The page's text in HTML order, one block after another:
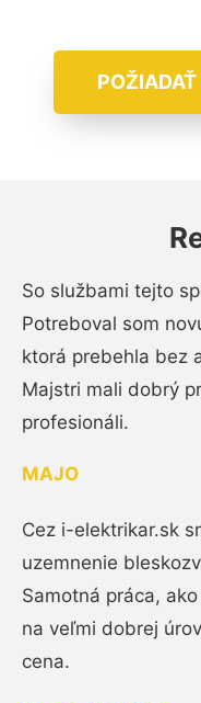
So službami tejto
Potreboval som
ktorá prebehla bez
Majstri mali dobrý
profesionáli.
MAJO
Cez i-elektrikar.sk
uzemnenie
Samotná práca,
na veľmi dobrej
cena.